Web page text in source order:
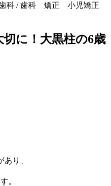
歯科 / 歯科 矯正 小児矯正
に！大黒柱の6歳
り、
。